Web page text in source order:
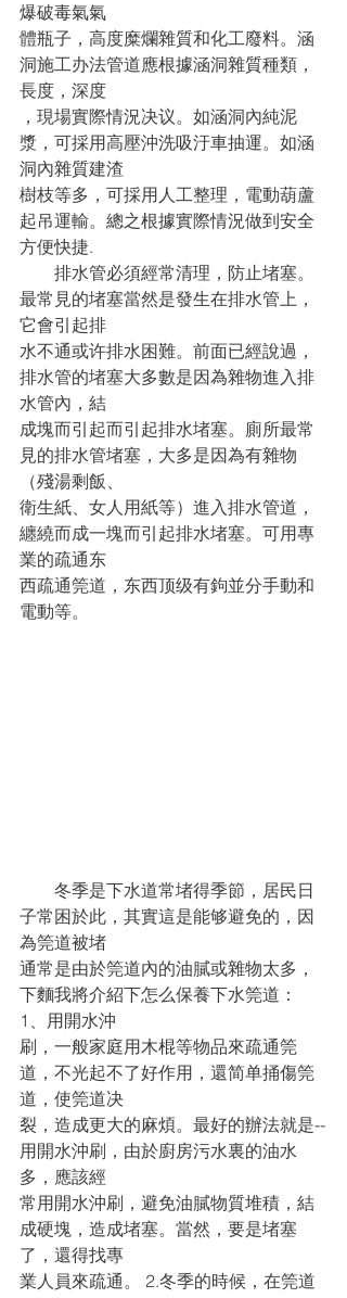
爆破毒氣氣
體瓶子，高度糜爛雜質和化工廢料。涵
洞施工办法管道應根據涵洞雜質種類，
長度，深度
，現場實際情況决议。如涵洞內純泥
漿，可採用高壓沖洗吸汙車抽運。如涵
洞內雜質建渣
樹枝等多，可採用人工整理，電動葫蘆
起吊運輸。總之根據實際情況做到安全
方便快捷.
排水管必須經常清理，防止堵塞。
最常見的堵塞當然是發生在排水管上，
它會引起排
水不通或许排水困難。前面已經說過，
排水管的堵塞大多數是因為雜物進入排
水管內，結
成塊而引起而引起排水堵塞。廁所最常
見的排水管堵塞，大多是因為有雜物
（殘湯剩飯、
衛生紙、女人用紙等）進入排水管道，
纏繞而成一塊而引起排水堵塞。可用專
業的疏通东
西疏通筦道，东西顶级有鉤並分手動和
電動等。
冬季是下水道常堵得季節，居民日
子常困於此，其實這是能够避免的，因
為筦道被堵
通常是由於筦道內的油膩或雜物太多，
下麵我將介紹下怎么保養下水筦道：
1、用開水沖
刷，一般家庭用木棍等物品來疏通筦
道，不光起不了好作用，還简单捅傷筦
道，使筦道决
裂，造成更大的麻煩。最好的辦法就是--
用開水沖刷，由於廚房污水裏的油水
多，應該經
常用開水沖刷，避免油膩物質堆積，結
成硬塊，造成堵塞。當然，要是堵塞
了，還得找專
業人員來疏通。 2.冬季的時候，在筦道